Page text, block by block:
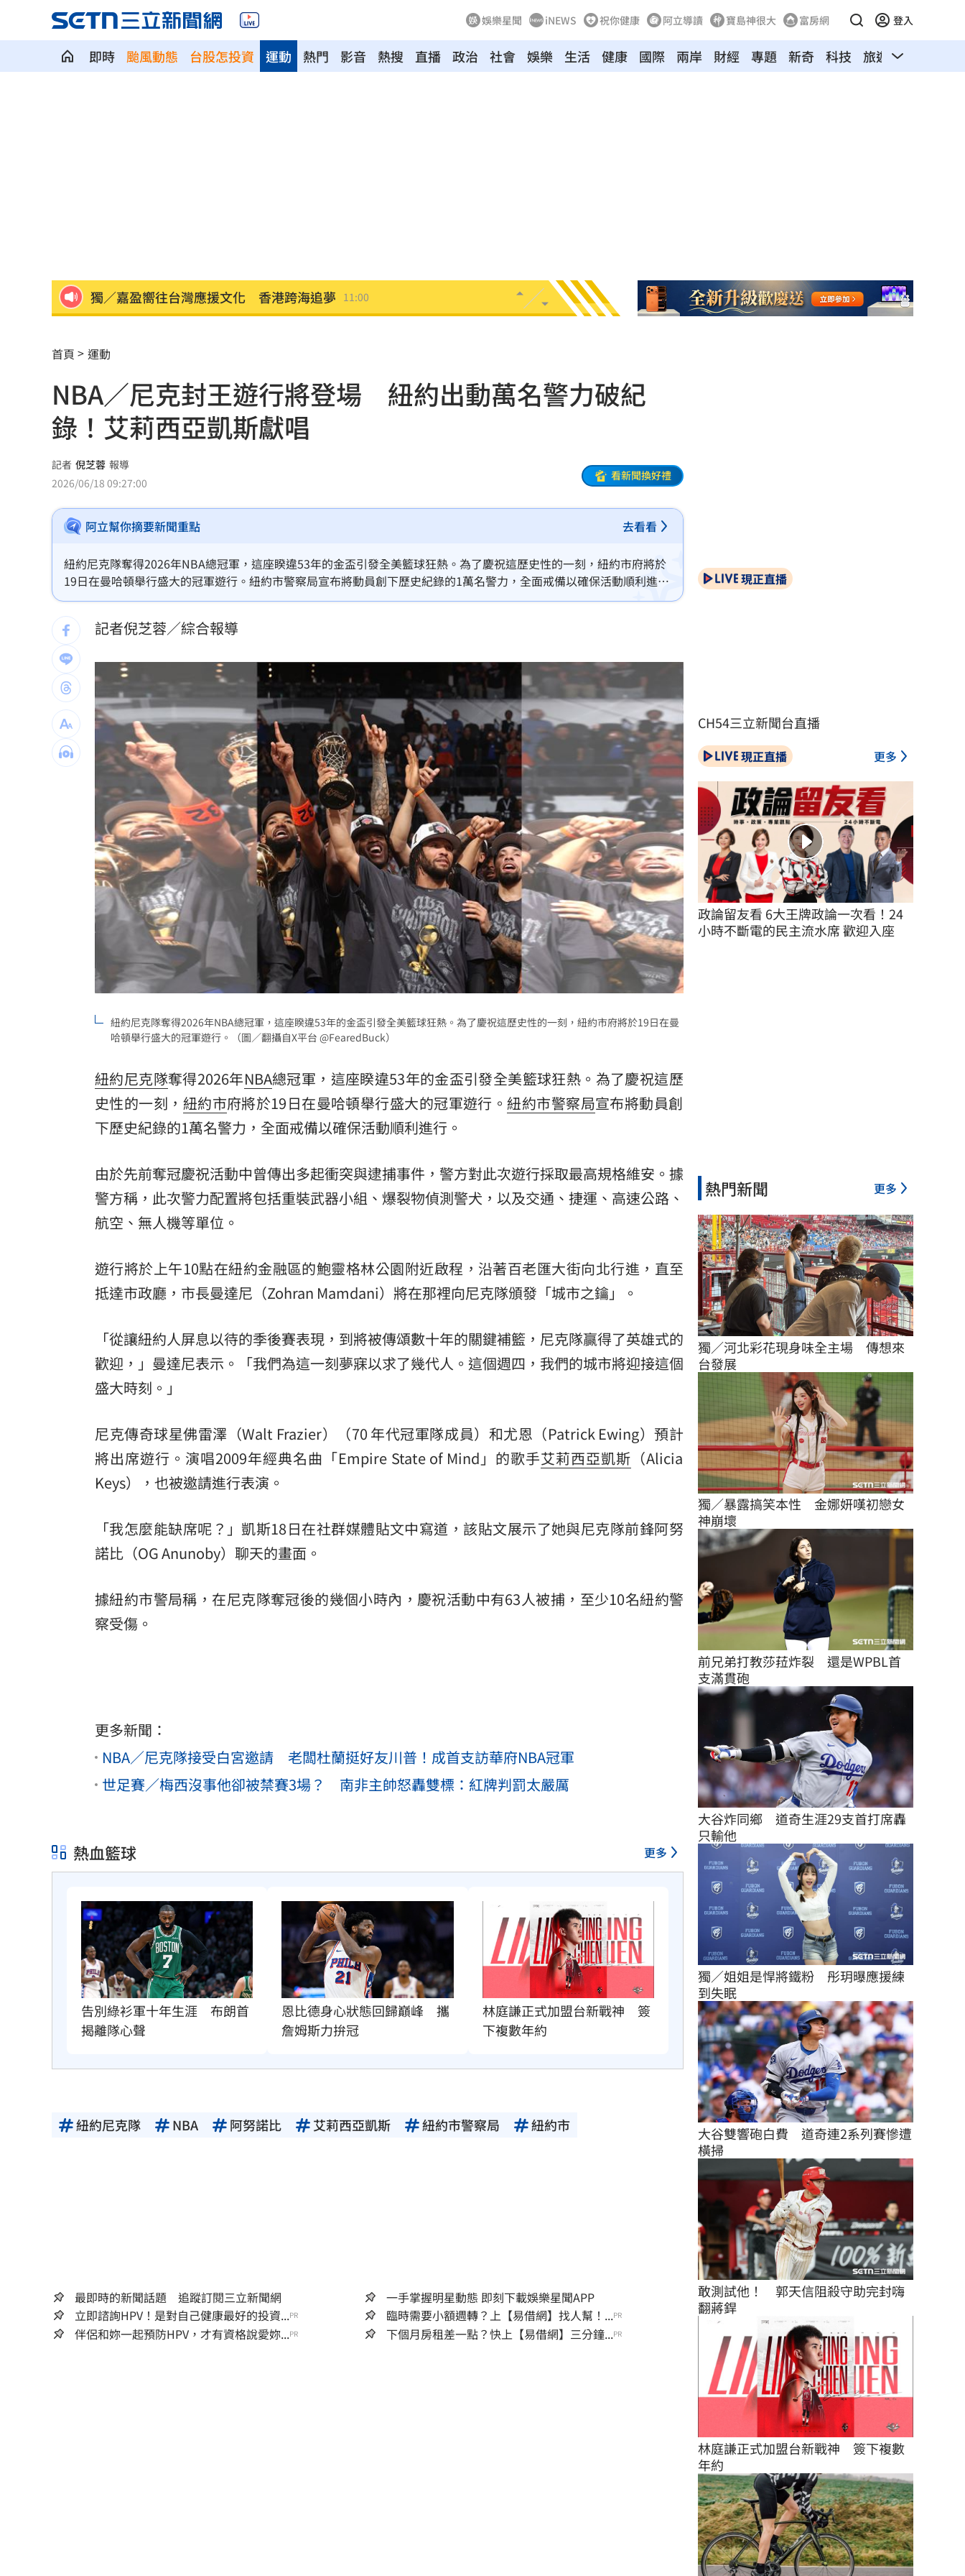
娛樂星聞 iNEWS 祝你健康 阿立導讀 寶島神很大 富房網 登入
即時 颱風動態 台股怎投資 熱門 影音 熱搜 直播 政治 社會 娛樂 生活 健康 國際 兩岸
運動 財經 專題 新奇 科技 旅遊 汽車
獨／嘉盈嚮往台灣應援文化 香港跨海追夢 11:00
aespa攻蛋推城市行銷 台北6大活動曝光
iPhone 18 Pro出不了？傳因「缺這貨」 10:57
慈濟遭詐10.6億！醫「神比喻」眾一看秒懂
奇豔妝容惹炎上！泰女公務員霸氣回嗆
疫苗真相曝陳實中要求道歉 蔣萬安這樣說
外野手接球相撞 深遠飛球彈出牆變2分砲
用戶注意！Gmail在2027年將「大砍3功能」 10:47
直呼難以諒解！他：慈濟最高層應有人下台
4年前示警疫苗掮客遭抹黑 陳時中回應了 10:42
BLACKPINK活動惹議 公司遭人持球桿猛砸 10:40
靠慈濟志工形象加分 女律當選彰律理事長 10:37
60歲糖尿病婦 吃飯1改變血糖奇蹟下降 10:35
台灣彩券開獎直播中 20:31
LIVE三立+24小時直播 15:27
三立iNEWS新聞台線上直播 18:00
「拍片人的多重宇宙」職涯論壇9/12登場！ 10:30
8國球員齊聚高雄 Formosa 7s掀足球熱潮 10:00
理想混蛋號召粉絲跨海追星吃美食！ 18:15
首頁 運動
NBA／尼克封王遊行將登場 紐約出動萬名警力破紀
錄！艾莉西亞凱斯獻唱
記者 倪芝蓉 報導
2026/06/18 09:27:00
看新聞換好禮
阿立幫你摘要新聞重點 去看看
紐約尼克隊奪得2026年NBA總冠軍，這座睽違53年的金盃引發全美籃球狂熱。為了慶祝這歷史性的一刻，紐約市府將於
19日在曼哈頓舉行盛大的冠軍遊行。紐約市警察局宣布將動員創下歷史紀錄的1萬名警力，全面戒備以確保活動順利進
行。
記者倪芝蓉／綜合報導
紐約尼克隊奪得2026年NBA總冠軍，這座睽違53年的金盃引發全美籃球狂熱。為了慶祝這歷史性的一刻，紐約市府將於19日在曼
哈頓舉行盛大的冠軍遊行。（圖／翻攝自X平台 @FearedBuck）
紐約尼克隊奪得2026年NBA總冠軍，這座睽違53年的金盃引發全美籃球狂熱。為了慶祝這歷
史性的一刻， 紐約市府將於19日在曼哈頓舉行盛大的冠軍遊行。紐約市警察局宣布將動員創
下歷史紀錄的1萬名警力，全面戒備以確保活動順利進行。
由於先前奪冠慶祝活動中曾傳出多起衝突與逮捕事件，警方對此次遊行採取最高規格維安。據
警方稱，此次警力配置將包括重裝武器小組、爆裂物偵測警犬，以及交通、捷運、高速公路、
航空、無人機等單位。
遊行將於上午10點在紐約金融區的鮑靈格林公園附近啟程，沿著百老匯大街向北行進，直至
抵達市政廳，市長曼達尼（Zohran Mamdani）將在那裡向尼克隊頒發「城市之鑰」。
「從讓紐約人屏息以待的季後賽表現，到將被傳頌數十年的關鍵補籃，尼克隊贏得了英雄式的
歡迎，」曼達尼表示。「我們為這一刻夢寐以求了幾代人。這個週四，我們的城市將迎接這個
盛大時刻。」
尼克傳奇球星佛雷澤（Walt Frazier）（70 年代冠軍隊成員）和尤恩（Patrick Ewing）預計
將出席遊行。演唱2009年經典名曲「Empire State of Mind」的歌手艾莉西亞凱斯 （Alicia
Keys），也被邀請進行表演。
「我怎麼能缺席呢？」凱斯18日在社群媒體貼文中寫道，該貼文展示了她與尼克隊前鋒阿努
諾比 （OG Anunoby）聊天的畫面。
據紐約市警局稱，在尼克隊奪冠後的幾個小時內，慶祝活動中有63人被捕，至少10名紐約警
察受傷。
更多新聞：
NBA／尼克隊接受白宮邀請 老闆杜蘭挺好友川普！成首支訪華府NBA冠軍
世足賽／梅西沒事他卻被禁賽3場？ 南非主帥怒轟雙標：紅牌判罰太嚴厲
熱血籃球 更多
告別綠衫軍十年生涯　布朗首
揭離隊心聲
恩比德身心狀態回歸巔峰　攜
詹姆斯力拚冠
林庭謙正式加盟台新戰神　簽
下複數年約
紐約尼克隊 NBA 阿努諾比 艾莉西亞凱斯 紐約市警察局 紐約市
最即時的新聞話題 追蹤訂閱三立新聞網
一手掌握明星動態 即刻下載娛樂星聞APP
立即諮詢HPV！是對自己健康最好的投資...PR 臨時需要小額週轉？上【易借網】找人幫！...PR
伴侶和妳一起預防HPV，才有資格說愛妳...PR 下個月房租差一點？快上【易借網】三分鐘...PR
現正直播
CH54三立新聞台直播
現正直播 更多
政論留友看 6大王牌政論一次看！24
小時不斷電的民主流水席 歡迎入座
熱門新聞 更多
獨／河北彩花現身味全主場　傳想來
台發展
獨／暴露搞笑本性　金娜妍嘆初戀女
神崩壞
前兄弟打教莎菈炸裂　還是WPBL首
支滿貫砲
大谷炸同鄉　道奇生涯29支首打席轟
只輸他
獨／姐姐是悍將鐵粉　彤玥曝應援練
到失眠
大谷雙響砲白費　道奇連2系列賽慘遭
橫掃
敢測試他！　郭天信阻殺守助完封嗨
翻蔣銲
林庭謙正式加盟台新戰神　簽下複數
年約